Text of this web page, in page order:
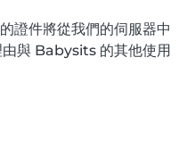
證件將從我們的伺服器中
與 Babysits 的其他使用